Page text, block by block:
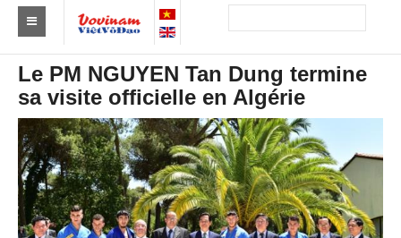
Trouver un club
Asie
Europe
Afrique
Amérique
Le PM NGUYEN Tan Dung termine
sa visite officielle en Algérie